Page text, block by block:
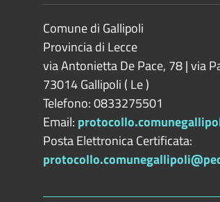
Comune di Gallipoli
Provincia di Lecce
via Antonietta De Pace, 78 | via
73014Gallipoli ( Le)
Telefono: 0833275501
Email:
Posta Elettronica Certificata: